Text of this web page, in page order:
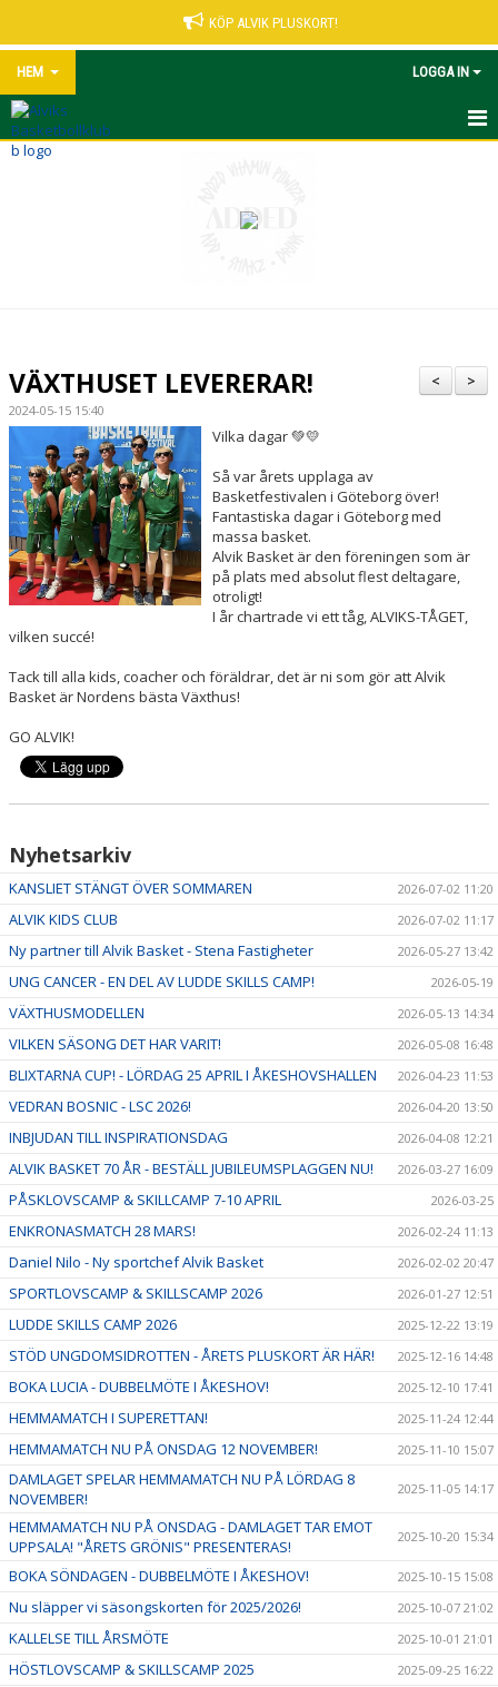
KÖP ALVIK PLUSKORT!
HEM LOGGA IN
START
ALVIK PLUSKORT
KONTAKT
>
<
VÄXTHUSET LEVERERAR!
2024-05-15 15:40
Vilka dagar 💚💛
Så var årets upplaga av
Basketfestivalen i Göteborg över!
Fantastiska dagar i Göteborg med
massa basket.
Alvik Basket är den föreningen som är
på plats med absolut flest deltagare,
otroligt!
I år chartrade vi ett tåg, ALVIKS-TÅGET,
vilken succé!
Tack till alla kids, coacher och föräldrar, det är ni som gör att Alvik
Basket är Nordens bästa Växthus!
GO ALVIK!
Nyhetsarkiv
KANSLIET STÄNGT ÖVER SOMMAREN 2026-07-02 11:20
ALVIK KIDS CLUB 2026-07-02 11:17
Ny partner till Alvik Basket - Stena Fastigheter 2026-05-27 13:42
UNG CANCER - EN DEL AV LUDDE SKILLS CAMP! 2026-05-19
VÄXTHUSMODELLEN 2026-05-13 14:34
VILKEN SÄSONG DET HAR VARIT! 2026-05-08 16:48
BLIXTARNA CUP! - LÖRDAG 25 APRIL I ÅKESHOVSHALLEN 2026-04-23 11:53
VEDRAN BOSNIC - LSC 2026! 2026-04-20 13:50
INBJUDAN TILL INSPIRATIONSDAG 2026-04-08 12:21
ALVIK BASKET 70 ÅR - BESTÄLL JUBILEUMSPLAGGEN NU! 2026-03-27 16:09
PÅSKLOVSCAMP & SKILLCAMP 7-10 APRIL 2026-03-25
ENKRONASMATCH 28 MARS! 2026-02-24 11:13
Daniel Nilo - Ny sportchef Alvik Basket 2026-02-02 20:47
SPORTLOVSCAMP & SKILLSCAMP 2026 2026-01-27 12:51
LUDDE SKILLS CAMP 2026 2025-12-22 13:19
STÖD UNGDOMSIDROTTEN - ÅRETS PLUSKORT ÄR HÄR! 2025-12-16 14:48
BOKA LUCIA - DUBBELMÖTE I ÅKESHOV! 2025-12-10 17:41
HEMMAMATCH I SUPERETTAN! 2025-11-24 12:44
HEMMAMATCH NU PÅ ONSDAG 12 NOVEMBER! 2025-11-10 15:07
DAMLAGET SPELAR HEMMAMATCH NU PÅ LÖRDAG 8
NOVEMBER!
2025-11-05 14:17
HEMMAMATCH NU PÅ ONSDAG - DAMLAGET TAR EMOT
UPPSALA! "ÅRETS GRÖNIS" PRESENTERAS!
2025-10-20 15:34
BOKA SÖNDAGEN - DUBBELMÖTE I ÅKESHOV! 2025-10-15 15:08
Nu släpper vi säsongskorten för 2025/2026! 2025-10-07 21:02
KALLELSE TILL ÅRSMÖTE 2025-10-01 21:01
HÖSTLOVSCAMP & SKILLSCAMP 2025 2025-09-25 16:22